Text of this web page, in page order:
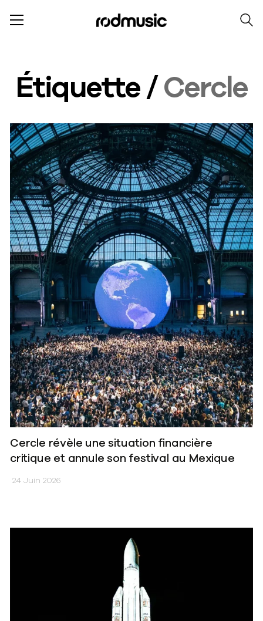
Étiquette / Cercle
Cercle révèle une situation financière
critique et annule son festival au Mexique
24 Juin 2026